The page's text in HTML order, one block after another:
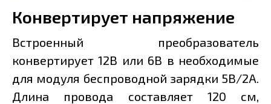
Конвертирует напряжение
Встроенный преобразователь
конвертирует 12В или 6В в необходимые
для модуля беспроводной зарядки 5В/2А.
Длина провода составляет 120 см,